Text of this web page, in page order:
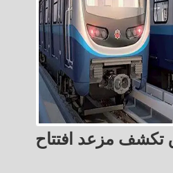
تكشف مزعد افتتاح